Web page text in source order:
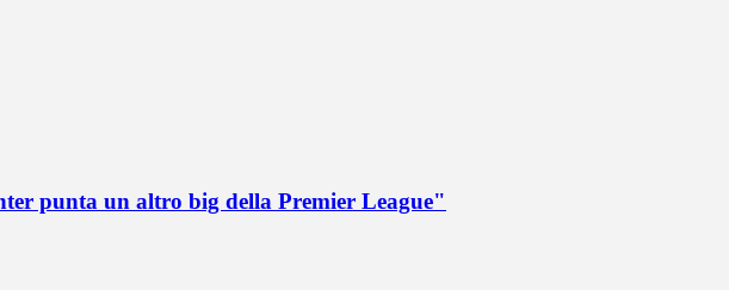
punta un altro big della Premier League"